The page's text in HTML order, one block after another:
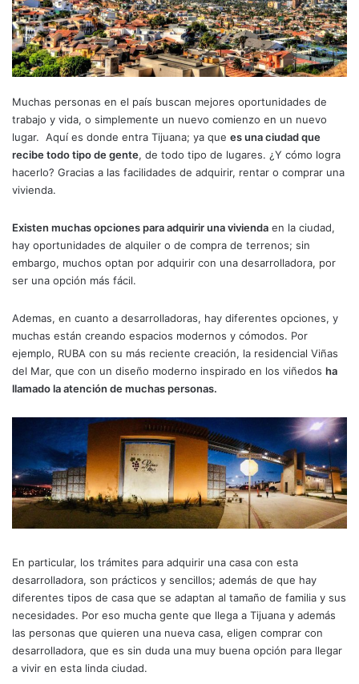
Muchas personas en el país buscan mejores oportunidades de
trabajo y vida, o simplemente un nuevo comienzo en un nuevo
lugar. Aquí es donde entra Tijuana; ya que es una ciudad que
recibe todo tipo de gente, de todo tipo de lugares. ¿Y cómo logra
hacerlo? Gracias a las facilidades de adquirir, rentar o comprar una
vivienda.
Existen muchas opciones para adquirir una vivienda en la ciudad,
hay oportunidades de alquiler o de compra de terrenos; sin
embargo, muchos optan por adquirir con una desarrolladora, por
ser una opción más fácil.
Ademas, en cuanto a desarrolladoras, hay diferentes opciones, y
muchas están creando espacios modernos y cómodos. Por
ejemplo, RUBA con su más reciente creación, la residencial Viñas
del Mar, que con un diseño moderno inspirado en los viñedos ha
llamado la atención de muchas personas.
En particular, los trámites para adquirir una casa con esta
desarrolladora, son prácticos y sencillos; además de que hay
diferentes tipos de casa que se adaptan al tamaño de familia y sus
necesidades. Por eso mucha gente que llega a Tijuana y además
las personas que quieren una nueva casa, eligen comprar con
desarrolladora, que es sin duda una muy buena opción para llegar
a vivir en esta linda ciudad.